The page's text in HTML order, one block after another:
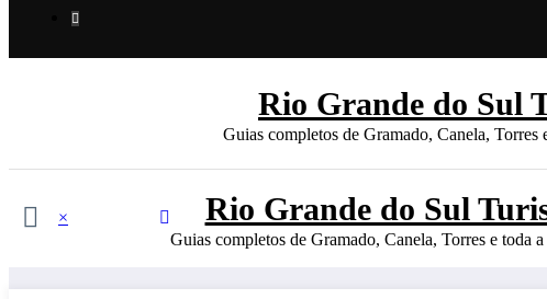
Rio Grande do Sul
Guias completos de Gramado, Canela, Torres
× Rio Grande do Sul
Guias completos de Gramado, Canela, Torres e toda